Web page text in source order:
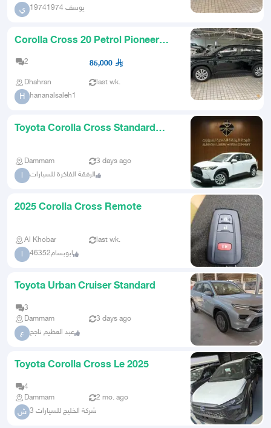
ي يوسف 19741974
Corolla Cross 20 Petrol Pioneer
trim
2 85,000
Dhahran last wk.
H hananalsaleh1
Toyota Corolla Cross Standard
Dammam 3 days ago
ا الرفقة الفاخرة للسيارات
2025 Corolla Cross Remote
Al Khobar last wk.
ا ابوبسام46352
Toyota Urban Cruiser Standard
3
Dammam
3 days ago
ع عبد العظيم ناجح
Toyota Corolla Cross Le 2025
4
Dammam
2 mo. ago
ش شركة الخليج للسيارات 3